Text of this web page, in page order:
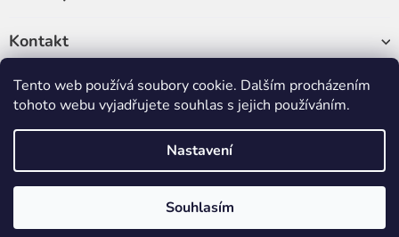
Tento web používá soubory cookie. Dalším procházením
tohoto webu vyjadřujete souhlas s jejich používáním.
Nastavení
Souhlasím
Kontakt
Sledujte nás
Copyright 2026RUKATECH. Všechna práva vyhrazena.Upravit
nastavení cookies